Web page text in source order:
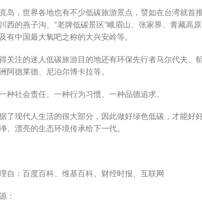
岛，世界各地也有不少低碳旅游景点，譬如在台湾就首
西的燕子沟、“老牌低碳景区”峨眉山、张家界、青藏高
有中国最大氧吧之称的大兴安岭等。
关注的迷人低碳旅游目的地还有环保先行者马尔代夫、
阿德莱德、尼泊尔博卡拉等。
种社会责任、一种行为习惯、一种品德追求。
了现代人生活的很大部分，因此做好绿色低碳，才能好
、漂亮的生态环境传承给下一代。
自：百度百科、维基百科、财经时报、互联网
：